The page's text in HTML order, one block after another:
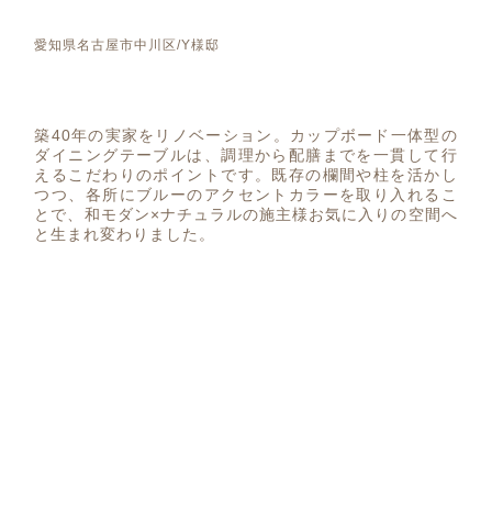
愛知県名古屋市中川区/Y様邸
築40年の実家をリノベーション。カップボード一体型の
ダイニングテーブルは、調理から配膳までを一貫して行
えるこだわりのポイントです。既存の欄間や柱を活かし
つつ、各所にブルーのアクセントカラーを取り入れるこ
とで、和モダン×ナチュラルの施主様お気に入りの空間へ
と生まれ変わりました。